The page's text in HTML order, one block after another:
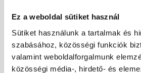
Ez a weboldal sütiket használ
Sütiket használunk a tartalmak és
szabásához, közösségi funkciók
valamint weboldalforgalmunk
közösségi média-, hirdető- és